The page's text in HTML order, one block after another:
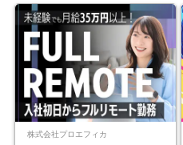
株式会社プロエフィカ